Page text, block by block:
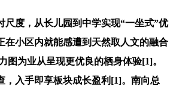
度，从长儿园到中学实现“一坐式”优
在小区内就能感遭到天然取人文的融合
图为业从呈现更优良的栖身体验[1]。
，入手即享板块成长盈利[1]。南向总